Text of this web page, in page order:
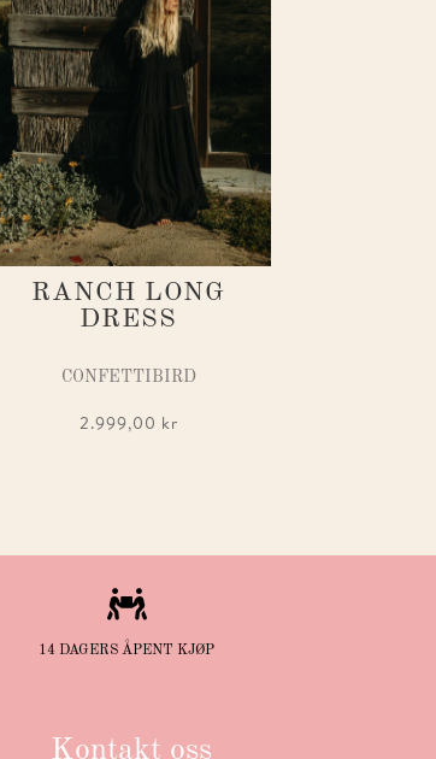
RANCH LONG
DRESS
CONFETTIBIRD
2.999,00 kr

14 DAGERS ÅPENT KJØP
Kontakt oss